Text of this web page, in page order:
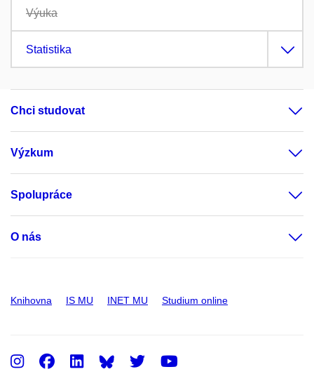
Výuka
Statistika
Chci studovat
Výzkum
Spolupráce
O nás
Knihovna IS MU INET MU Studium online
Instagram
Facebook
LinkedInTwitter